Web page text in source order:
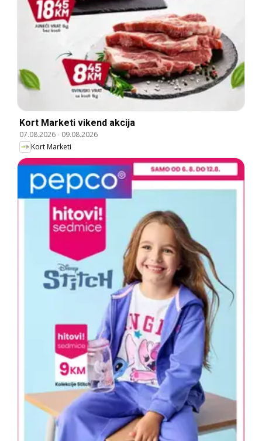
Kort Marketi vikend akcija
07.08.2026- 09.08.2026
Kort Marketi